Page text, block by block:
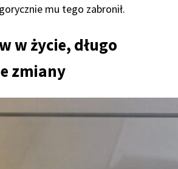
mu tego zabronił.
w życie, długo
zmiany